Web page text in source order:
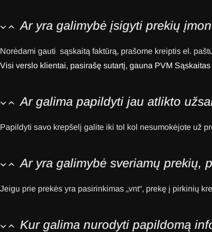
Ar yra galimybė įsigyti prekių
Norėdami gauti sąskaitą faktūrą, prašome kreiptis el.
Visi verslo klientai, pasirašę sutartį, gauna PVM
Ar galima papildyti jau atlikto
Papildyti savo krepšelį galite iki tol kol nesumokėjote už
Ar yra galimybė sveriamų prekių,
Jeigu prie prekės yra pasirinkimas „vnt“, prekę į pirkinių
Kur galima nurodyti papildomą